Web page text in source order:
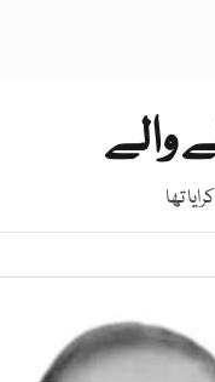
والے
تھا